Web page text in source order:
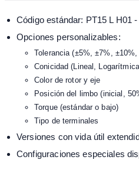
Código estándar: PT15 L H01
Opciones personalizables:
Tolerancia (±5%, ±7%,
Conicidad (Lineal,
Color de rotor y eje
Posición del limbo (inicial,
Torque (estándar o bajo)
Tipo de terminales
Versiones con vida útil
Configuraciones especiales